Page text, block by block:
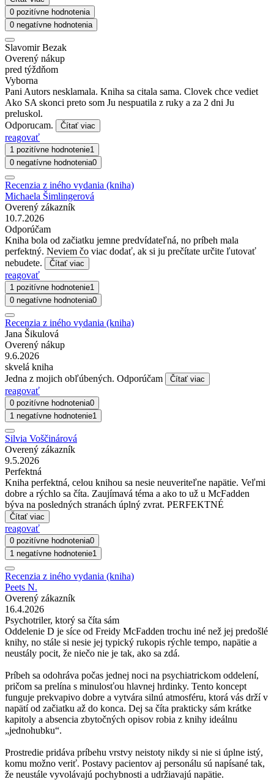
0 pozitívne hodnotenia
0 negatívne hodnotenia
Slavomir Bezak
Overený nákup
pred týždňom
Vyborna
Pani Autors nesklamala. Kniha sa citala sama. Clovek chce vediet
Ako SA skonci preto som Ju nespuatila z ruky a za 2 dni Ju
preluskol.
Odporucam.
Čítať viac
reagovať
1 pozitívne hodnotenie1
0 negatívne hodnotenia0
Recenzia z iného vydania (kniha)
Michaela Šimlingerová
Overený zákazník
10.7.2026
Odporúčam
Kniha bola od začiatku jemne predvídateľná, no príbeh mala
perfektný. Neviem čo viac dodať, ak si ju prečítate určite ľutovať
nebudete.
Čítať viac
reagovať
1 pozitívne hodnotenie1
0 negatívne hodnotenia0
Recenzia z iného vydania (kniha)
Jana Šikulová
Overený nákup
9.6.2026
skvelá kniha
Jedna z mojich obľúbených. Odporúčam
Čítať viac
reagovať
0 pozitívne hodnotenia0
1 negatívne hodnotenie1
Silvia Voščinárová
Overený zákazník
9.5.2026
Perfektná
Kniha perfektná, celou knihou sa nesie neuveriteľne napätie. Veľmi
dobre a rýchlo sa číta. Zaujímavá téma a ako to už u McFadden
býva na posledných stranách úplný zvrat. PERFEKTNÉ
Čítať viac
reagovať
0 pozitívne hodnotenia0
1 negatívne hodnotenie1
Recenzia z iného vydania (kniha)
Peets N.
Overený zákazník
16.4.2026
Psychotriler, ktorý sa číta sám
Oddelenie D je síce od Freidy McFadden trochu iné než jej predošlé
knihy, no stále si nesie jej typický rukopis rýchle tempo, napätie a
neustály pocit, že niečo nie je tak, ako sa zdá.
Príbeh sa odohráva počas jednej noci na psychiatrickom oddelení,
pričom sa prelína s minulosťou hlavnej hrdinky. Tento koncept
funguje prekvapivo dobre a vytvára silnú atmosféru, ktorá vás drží v
napätí od začiatku až do konca. Dej sa číta prakticky sám krátke
kapitoly a absencia zbytočných opisov robia z knihy ideálnu
„jednohubku“.
Prostredie pridáva príbehu vrstvy neistoty nikdy si nie si úplne istý,
komu možno veriť. Postavy pacientov aj personálu sú napísané tak,
že neustále vyvolávajú pochybnosti a udržiavajú napätie.